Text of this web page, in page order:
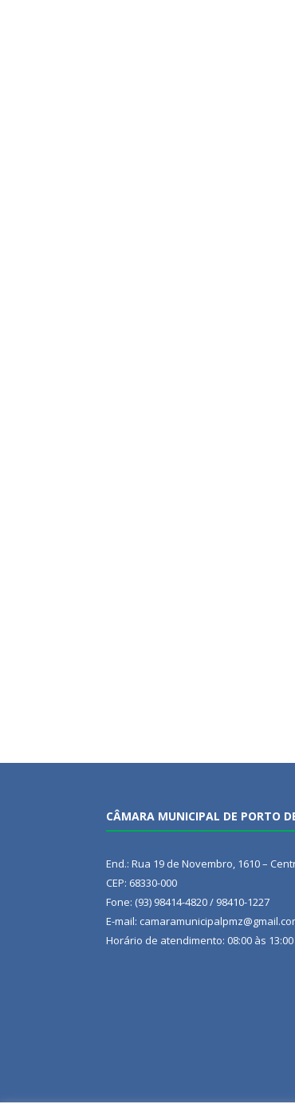
CÂMARA MUNICIPAL DE PORTO
End.: Rua 19 de Novembro, 1610 –
CEP: 68330-000
Fone: (93) 98414-4820 / 98410-1227
E-mail:
Horário de atendimento: 08:00 às 13:00